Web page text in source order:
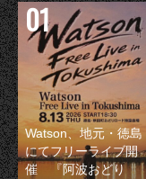
Watson、地元・徳島
にてフリーライブ開
催 『阿波おどり